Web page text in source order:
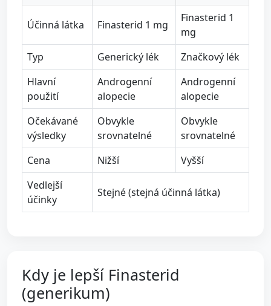
Účinná látka Finasterid 1 mg
Finasterid 1
mg
Typ
Generický lék
Značkový lék
Hlavní
použití
Androgenní
alopecie
Androgenní
alopecie
Očekávané
výsledky
Obvykle
srovnatelné
Obvykle
srovnatelné
Cena
Nižší
Vyšší
Vedlejší
účinky
Stejné (stejná účinná látka)
Kdy je lepší Finasterid
(generikum)